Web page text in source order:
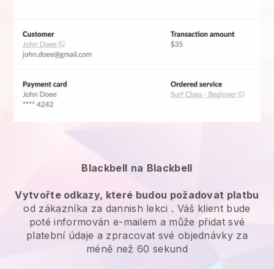
Blackbell na Blackbell
Vytvořte odkazy, které budou požadovat platbu
od zákazníka za dannish lekci . Váš klient bude
poté informován e-mailem a může přidat své
platební údaje a zpracovat své objednávky za
méně než 60 sekund